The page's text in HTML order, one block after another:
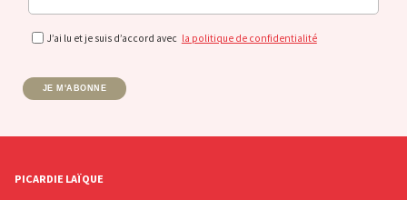
J’ai lu et je suis d’accord avec la politique de confidentialité
JE M'ABONNE
PICARDIE LAÏQUE